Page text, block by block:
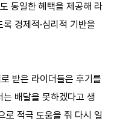
동일한 혜택을 제공해 라
경제적·심리적 기반을
받은 라이더들은 후기를
배달을 못하겠다고 생
로 적극 도움을 줘 다시 일